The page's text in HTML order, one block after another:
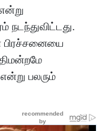
பிரச்சனையை
பலரும்